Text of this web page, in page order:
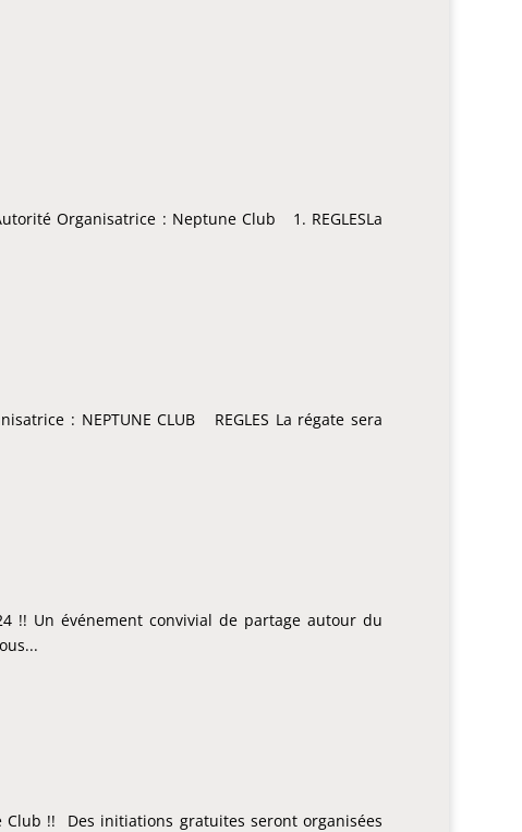
Organisatrice : Neptune Club 1. REGLESLa
: NEPTUNE CLUB REGLES La régate sera
!! Un événement convivial de partage autour du
!! Des initiations gratuites seront organisées